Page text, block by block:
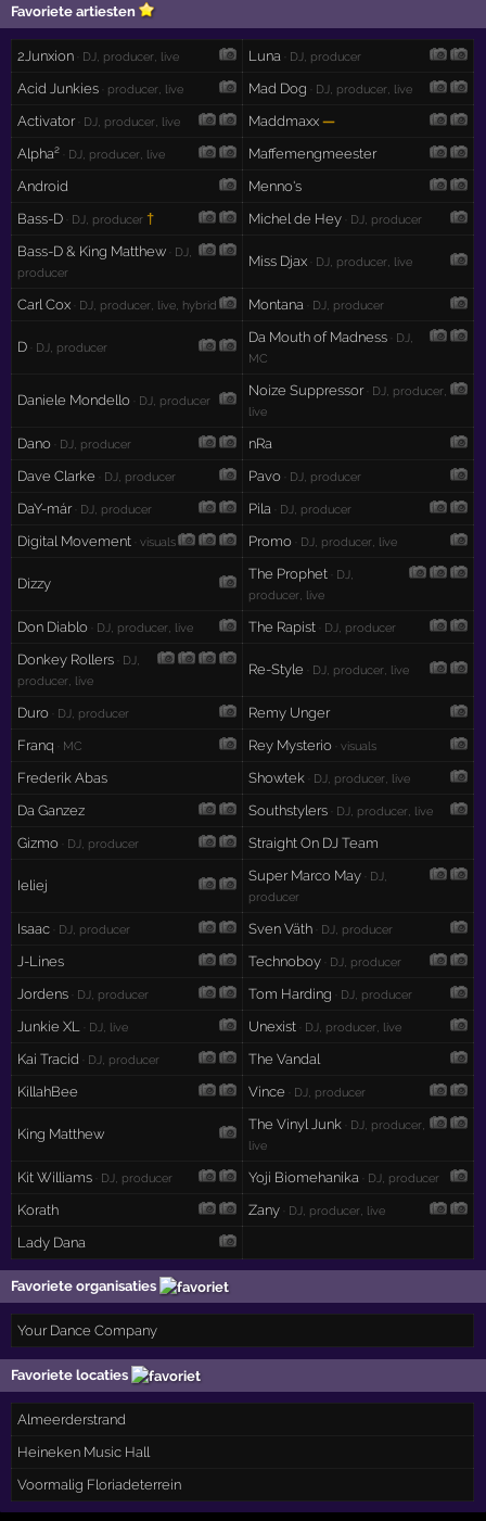
Favoriete artiesten
2Junxion · DJ, producer, live Luna · DJ, producer
Acid Junkies · producer, live Mad Dog · DJ, producer, live
Activator· DJ, producer, live Maddmaxx —
Alpha² · DJ, producer, live
Maffemengmeester
Android
Menno's
Bass-D · DJ, producer † Michel de Hey · DJ, producer
Bass-D & King Matthew · DJ,
producer
Miss Djax · DJ, producer, live
Carl Cox · DJ, producer, live, hybrid Montana · DJ, producer
D · DJ, producer
Da Mouth of Madness · DJ,
MC
Daniele Mondello · DJ, producer
Noize Suppressor· DJ, producer,
live
Dano · DJ, producer
nRa
Dave Clarke
· DJ, producer Pavo · DJ, producer
DaY-már· DJ, producer Pila · DJ, producer
Digital Movement · visuals Promo · DJ, producer, live
Dizzy
The Prophet · DJ,
producer, live
Don Diablo · DJ, producer, live The Rapist · DJ, producer
Donkey Rollers · DJ,
producer, live
Re-Style · DJ, producer, live
Duro · DJ, producer
Remy Unger
Franq
· MC Rey Mysterio · visuals
Frederik Abas Showtek · DJ, producer, live
Da Ganzez Southstylers · DJ, producer, live
Gizmo · DJ, producer Straight On DJ Team
Ieliej
Super Marco May · DJ,
producer
Isaac · DJ, producer Sven Väth · DJ, producer
J-Lines Technoboy · DJ, producer
Jordens · DJ, producer Tom Harding · DJ, producer
Junkie XL · DJ, live Unexist · DJ, producer, live
Kai Tracid · DJ, producer
The Vandal
KillahBee
Vince · DJ, producer
King Matthew
The Vinyl Junk · DJ, producer,
live
Kit Williams · DJ, producer Yoji Biomehanika · DJ, producer
Korath Zany · DJ, producer, live
Lady Dana
Favoriete organisaties
Your Dance Company
Favoriete locaties
Almeerderstrand
Heineken Music Hall
Voormalig Floriadeterrein